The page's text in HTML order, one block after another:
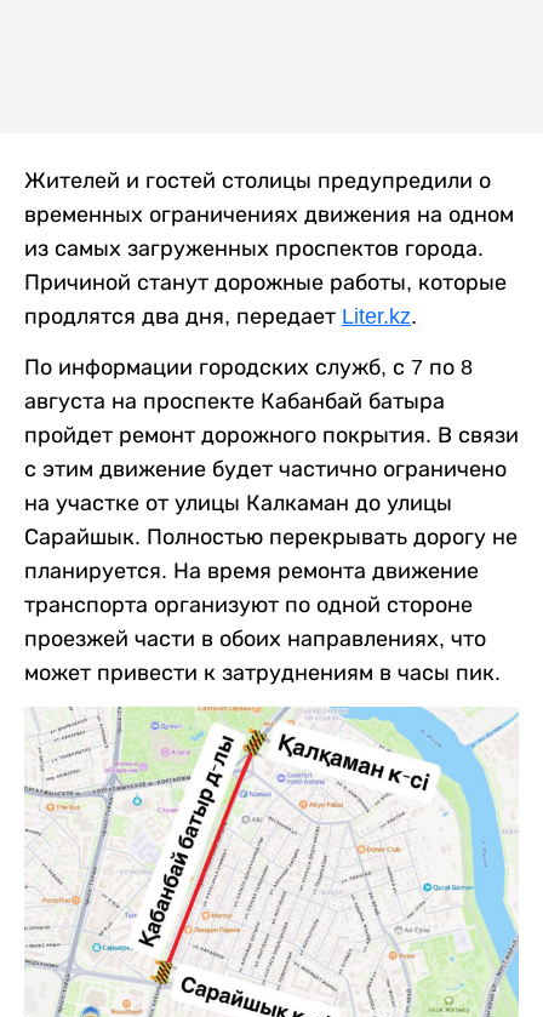
Жителей и гостей столицы предупредили о
временных ограничениях движения на одном
из самых загруженных проспектов города.
Причиной станут дорожные работы, которые
продлятся два дня, передает Liter.kz.
По информации городских служб, с 7 по 8
августа на проспекте Кабанбай батыра
пройдет ремонт дорожного покрытия. В связи
с этим движение будет частично ограничено
на участке от улицы Калкаман до улицы
Сарайшык. Полностью перекрывать дорогу не
планируется. На время ремонта движение
транспорта организуют по одной стороне
проезжей части в обоих направлениях, что
может привести к затруднениям в часы пик.